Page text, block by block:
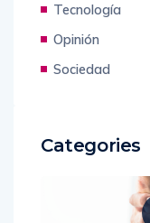
Tecnología
Opinión
Sociedad
Categories